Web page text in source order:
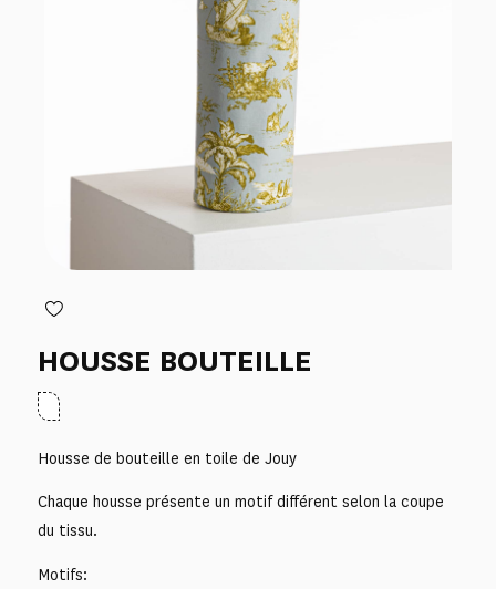
HOUSSE BOUTEILLE
Housse de bouteille en toile de Jouy
Chaque housse présente un motif différent selon la coupe
du tissu.
Motifs: